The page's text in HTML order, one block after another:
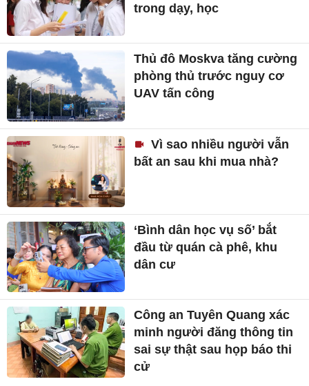
trong dạy, học
Thủ đô Moskva tăng cường
phòng thủ trước nguy cơ
UAV tấn công
Vì sao nhiều người vẫn
bất an sau khi mua nhà?
‘Bình dân học vụ số’ bắt
đầu từ quán cà phê, khu
dân cư
Công an Tuyên Quang xác
minh người đăng thông tin
sai sự thật sau họp báo thi
cử